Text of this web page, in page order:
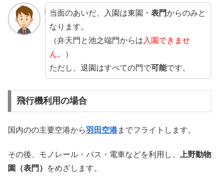
当面のあいだ、入園は東園・ 表門からのみと
なります。
（弁天門と池之端門からは 入園できませ
ん。）
ただし、退園はすべての門で可能です。
飛行機利用の場合
国内のの主要空港から羽田空港までフライトします。
その後、モノレール・バス・電車などを利用し、
上野動物
園（表門）
をめざします。